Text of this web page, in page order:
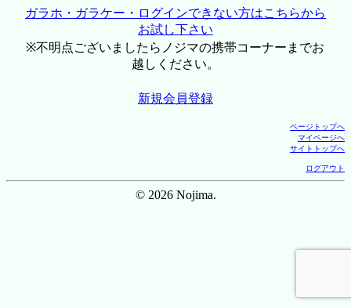
ガラホ・ガラケー・ログインできない方はこちらから
お試し下さい
※不明点ございましたらノジマの携帯コーナーまでお
越しください。
新規会員登録
ページトップへ
マイページへ
サイトトップへ
ログアウト
© 2026 Nojima.